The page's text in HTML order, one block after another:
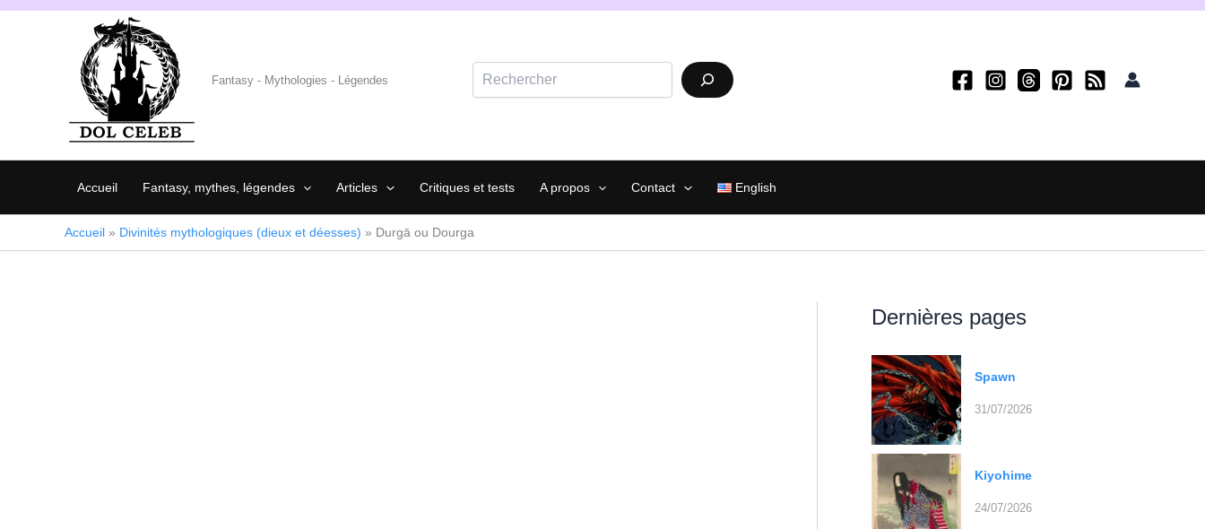
Aller
Fantasy - Mythologies - Légendes
Accueil Fantasy, mythes, légendes Articles Critiques et tests A propos Contact English
Accueil » Divinités mythologiques (dieux et déesses) » Durgā ou Dourga
Dernières pages
Spawn
31/07/2026
Kiyohime
24/07/2026